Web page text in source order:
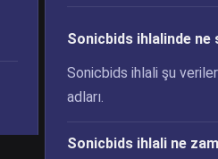
Sonicbids ihlalinde ne
Sonicbids ihlali şu
adları.
Sonicbids ihlali ne